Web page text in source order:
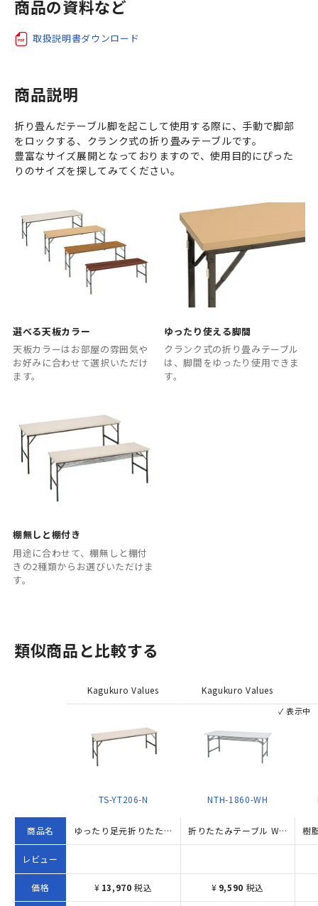
商品の資料など
取扱説明書ダウンロード
商品説明
折り畳んだテーブル脚を起こして使用する際に、手動で脚部
をロックする、クランク式の折り畳みテーブルです。
豊富なサイズ展開となっておりますので、使用目的にぴった
りのサイズを探してみてください。
選べる天板カラー
天板カラーはお部屋の雰囲気や
お好みに合わせて選択いただけ
ます。
ゆったり使える脚間
クランク式の折り畳みテーブル
は、脚間をゆったり使用できま
す。
棚無しと棚付き
用途に合わせて、棚無しと棚付
きの2種類からお選びいただけま
す。
類似商品と比較する
商品名
レビュー
価格
Kagukuro Values
TS-YT206-N
✓ 表示中
ゆったり足元折りたたみテーブル（W1800×D600×H700）
¥ 13,970 税込
Kagukuro Values
NTH-1860-WH
折りたたみテーブル W1800×D600×H700 ホワイト
¥ 9,590 税込